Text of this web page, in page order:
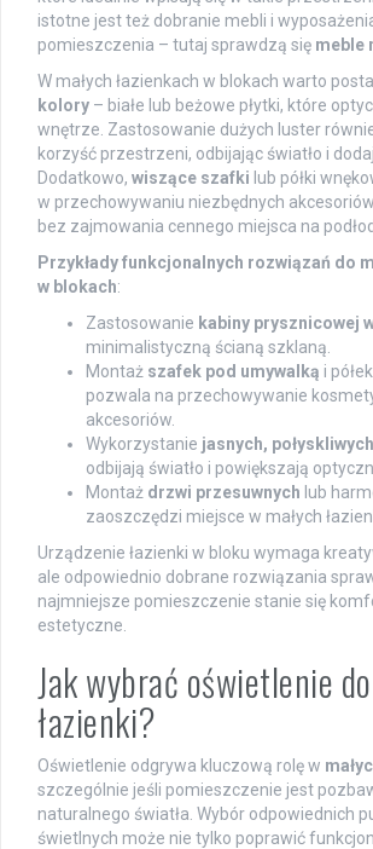
istotne jest też dobranie mebli i
pomieszczenia – tutaj sprawdzą się meble
W małych łazienkach w blokach warto
kolory – białe lub beżowe płytki, które
wnętrze. Zastosowanie dużych luster
korzyść przestrzeni, odbijając światło i
Dodatkowo, wiszące szafki lub półki
w przechowywaniu niezbędnych
bez zajmowania cennego miejsca na
Przykłady funkcjonalnych rozwiązań do
w blokach:
Zastosowanie kabiny prysznicowej
minimalistyczną ścianą szklaną.
Montaż szafek pod umywalką i
pozwala na przechowywanie
akcesoriów.
Wykorzystanie jasnych,
odbijają światło i powiększają
Montaż drzwi przesuwnych lub
zaoszczędzi miejsce w małych
Urządzenie łazienki w bloku wymaga
ale odpowiednio dobrane rozwiązania
najmniejsze pomieszczenie stanie się
estetyczne.
Jak wybrać oświetlenie
łazienki?
Oświetlenie odgrywa kluczową rolę w
szczególnie jeśli pomieszczenie jest
naturalnego światła. Wybór odpowiednich
świetlnych może nie tylko poprawić